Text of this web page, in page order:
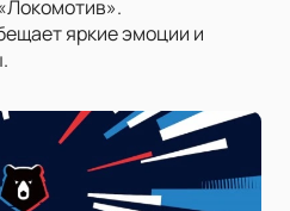
яркие эмоции и